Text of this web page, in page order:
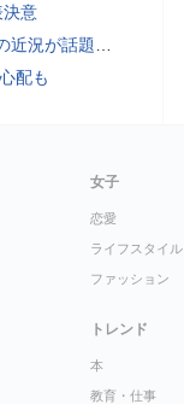
決意
うつ病から対人恐怖症まで
配も
女子
恋愛
ライフスタイル
ファッション
トレンド
本
教育・仕事